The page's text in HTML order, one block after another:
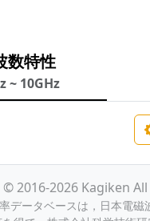
数特性
~ 10GHz
2016-2026 Kagiken
データベースは，日本電磁